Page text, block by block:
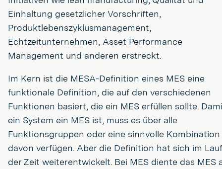
Einhaltung gesetzlicher Vorschriften,
Produktlebenszyklusmanagement,
Echtzeitunternehmen, Asset Performance
Management und anderen erstreckt.
Im Kern ist die MESA-Definition eines MES eine
funktionale Definition, die auf den verschiedenen
Funktionen basiert, die ein MES erfüllen sollte.
ein System ein MES ist, muss es über alle
Funktionsgruppen oder eine sinnvolle Kombination
davon verfügen. Aber die Definition hat sich im
der Zeit weiterentwickelt. Bei MES diente das MES